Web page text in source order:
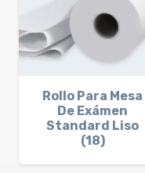
Rollo Para Mesa
De Exámen
Standard Liso
(18)